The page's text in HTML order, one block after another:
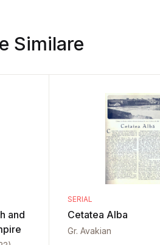
Similare
and
SERIAL
Cetatea Alba
Gr. Avakian